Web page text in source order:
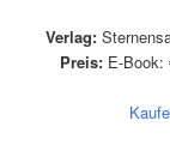
Verlag:
Preis: E-Book: